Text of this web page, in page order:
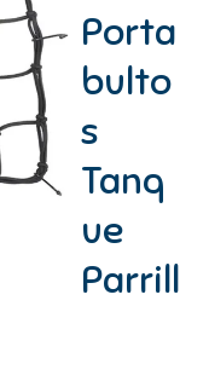
Porta
bulto
s
Tanq
ue
Parrill